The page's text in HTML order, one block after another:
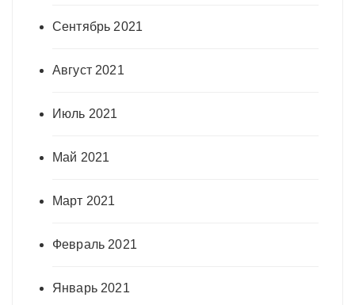
Сентябрь 2021
Август 2021
Июль 2021
Май 2021
Март 2021
Февраль 2021
Январь 2021